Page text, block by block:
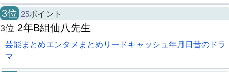
3位 25ポイント
3位 2年B組仙八先生
芸能まとめエンタメまとめリードキャッシュ年月日昔のドラ
マ